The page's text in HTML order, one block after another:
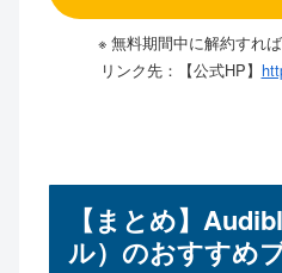
※ 無料期間中に解約すれ
リンク先：【公式HP】
【まとめ】
ル）のおすすめ